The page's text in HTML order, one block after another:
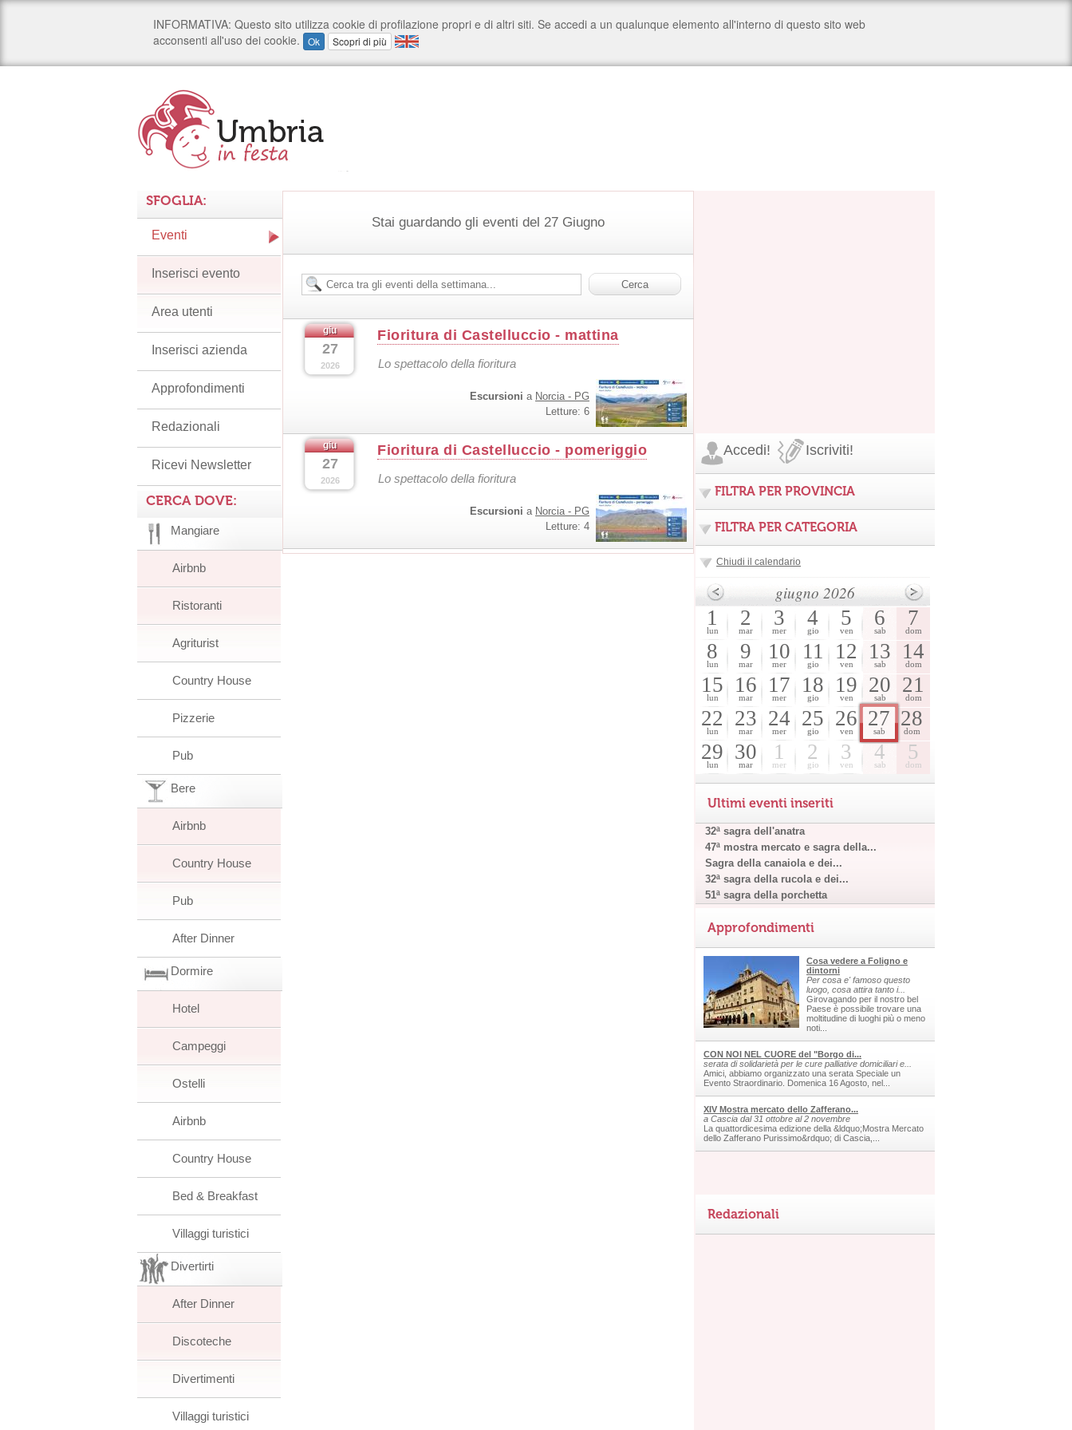
Stai guardando gli eventi del 27 Giugno
giu
27
2026
Fioritura di Castelluccio - mattina
Lo spettacolo della fioritura
Escursioni a Norcia - PG
Letture: 6
giu
27
2026
Fioritura di Castelluccio - pomeriggio
Lo spettacolo della fioritura
Escursioni a Norcia - PG
Letture: 4
SFOGLIA:
Eventi
Inserisci evento
Area utenti
Inserisci azienda
Approfondimenti
Redazionali
Ricevi Newsletter
CERCA DOVE:
Mangiare
Airbnb
Ristoranti
Agriturist
Country House
Pizzerie
Pub
Bere
Airbnb
Country House
Pub
After Dinner
Dormire
Hotel
Campeggi
Ostelli
Airbnb
Country House
Bed & Breakfast
Villaggi turistici
Divertirti
After Dinner
Discoteche
Divertimenti
Villaggi turistici
Accedi! Iscriviti!
FILTRA PER PROVINCIA
FILTRA PER CATEGORIA
Chiudi il calendario
giugno 2026
1
lun
2
mar
3
mer
4
gio
5
ven
6
sab
7
dom
8
lun
9
mar
10
mer
11
gio
12
ven
13
sab
14
dom
15
lun
16
mar
17
mer
18
gio
19
ven
20
sab
21
dom
22
lun
23
mar
24
mer
25
gio
26
ven
27
sab
28
dom
29
lun
30
mar
1
mer
2
gio
3
ven
4
sab
5
dom
Ultimi eventi inseriti
32ª sagra dell'anatra
47ª mostra mercato e sagra della...
Sagra della canaiola e dei...
32ª sagra della rucola e dei...
51ª sagra della porchetta
Approfondimenti
Cosa vedere a Foligno e
dintorni
Per cosa e' famoso questo
luogo, cosa attira tanto i...
Girovagando per il nostro bel
Paese è possibile trovare una
moltitudine di luoghi più o meno
noti...
CON NOI NEL CUORE del "Borgo di...
serata di solidarietà per le cure palliative domiciliari e...
Amici, abbiamo organizzato una serata Speciale un
Evento Straordinario. Domenica 16 Agosto, nel...
XIV Mostra mercato dello Zafferano...
a Cascia dal 31 ottobre al 2 novembre
La quattordicesima edizione della &ldquo;Mostra Mercato
dello Zafferano Purissimo&rdquo; di Cascia,...
Redazionali